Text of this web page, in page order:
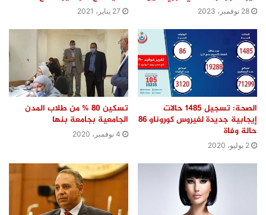
28 نوفمبر، 2023 27 يناير، 2021
الصحة: تسجيل 1485 حالات
إيجابية جديدة لفيروس كوروناو 86
حالة وفاة
2 يوليو، 2020
تسكين 80 % من طلاب المدن
الجامعية بجامعة بنها
4 نوفمبر، 2020